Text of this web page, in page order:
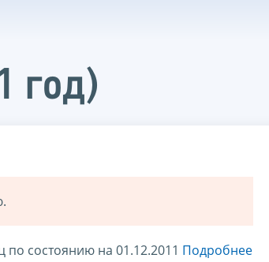
год)
по состоянию на 01.12.2011 Подробнее